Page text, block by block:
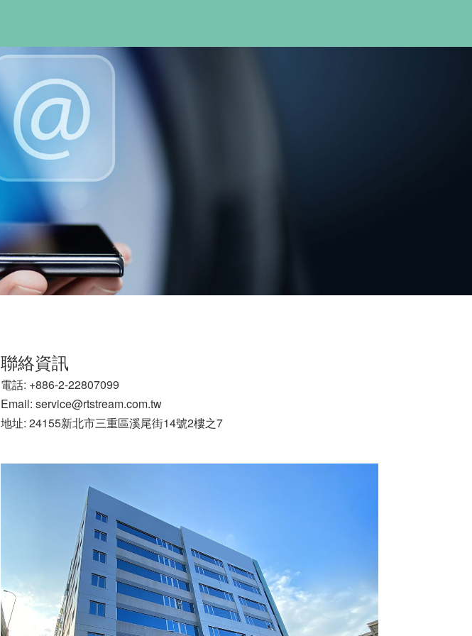
聯絡資訊
電話: +886-2-22807099
Email: service@rtstream.com.tw
地址: 24155新北市三重區溪尾街14號2樓之7